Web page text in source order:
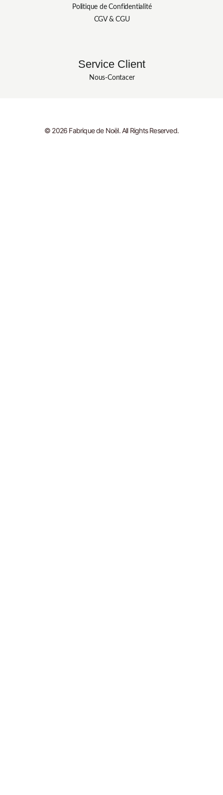
Politique de Confidentialité
CGV & CGU
Service Client
Nous-Contacer
© 2026 Fabrique de Noël. All Rights Reserved.